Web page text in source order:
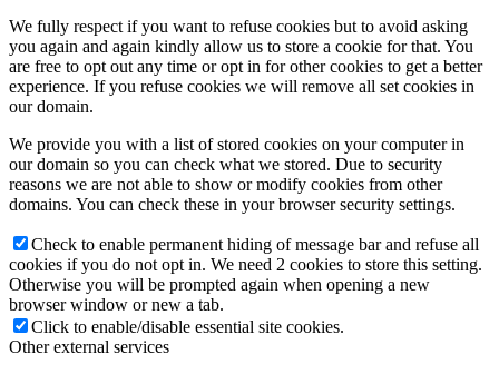
We fully respect if you want to refuse cookies but to avoid asking
you again and again kindly allow us to store a cookie for that. You
are free to opt out any time or opt in for other cookies to get a better
experience. If you refuse cookies we will remove all set cookies in
our domain.
We provide you with a list of stored cookies on your computer in
our domain so you can check what we stored. Due to security
reasons we are not able to show or modify cookies from other
domains. You can check these in your browser security settings.
Check to enable permanent hiding of message bar and refuse all
cookies if you do not opt in. We need 2 cookies to store this setting.
Otherwise you will be prompted again when opening a new
browser window or new a tab.
Click to enable/disable essential site cookies.
Other external services